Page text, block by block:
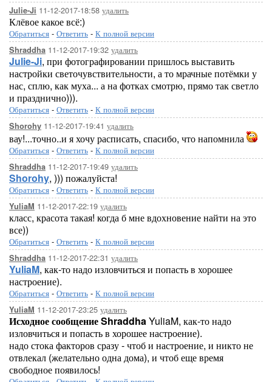
Julie-Ji 11-12-2017-18:58 удалить
Клёвое какое всё:)
Обратиться - Ответить - К полной версии
Shraddha 11-12-2017-19:32 удалить
Julie-Ji, при фотографировании пришлось выставить
настройки светочувствительности, а то мрачные потёмки у
нас, сплю, как муха... а на фотках смотрю, прямо так светло
и празднично))).
Обратиться - Ответить - К полной версии
Shorohy 11-12-2017-19:41 удалить
вау!...точно..и я хочу расписать, спасибо, что напомнила
Обратиться - Ответить - К полной версии
Shraddha 11-12-2017-19:49 удалить
Shorohy, ))) пожалуйста!
Обратиться - Ответить - К полной версии
YuliaM 11-12-2017-22:19 удалить
класс, красота такая! когда б мне вдохновение найти на это
все))
Обратиться - Ответить - К полной версии
Shraddha 11-12-2017-22:31 удалить
YuliaM, как-то надо изловчиться и попасть в хорошее
настроение).
Обратиться - Ответить - К полной версии
YuliaM 11-12-2017-23:25 удалить
Исходное сообщение ShraddhaYuliaM, как-то надо
изловчиться и попасть в хорошее настроение).
надо стока факторов сразу - чтоб и настроение, и никто не
отвлекал (желательно одна дома), и чтоб еще время
свободное появилось!